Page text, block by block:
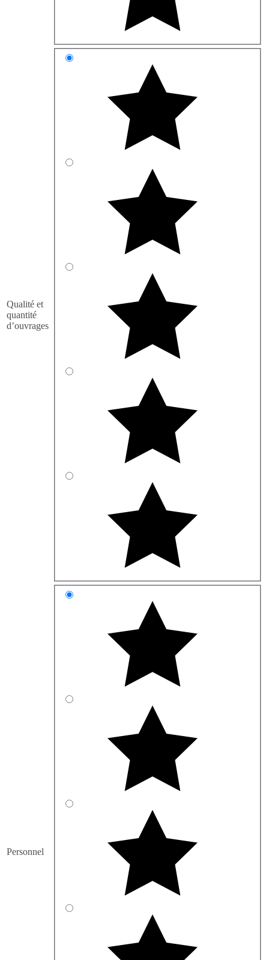
Qualité et
quantité
d’ouvrages
Personnel